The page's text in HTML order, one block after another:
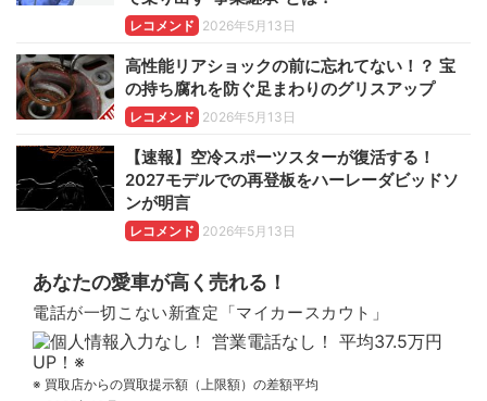
レコメンド 2026年5月13日
高性能リアショックの前に忘れてない！？ 宝
の持ち腐れを防ぐ足まわりのグリスアップ
レコメンド 2026年5月13日
【速報】空冷スポーツスターが復活する！
2027モデルでの再登板をハーレーダビッドソ
ンが明言
レコメンド 2026年5月13日
あなたの愛車が高く売れる！
電話が一切こない新査定「マイカースカウト」
※ 買取店からの買取提示額（上限額）の差額平均